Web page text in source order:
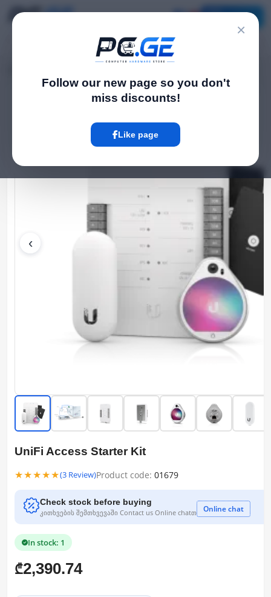
×
Follow our new page so you don't
miss discounts!
Like page
‹
UniFi Access Starter Kit
★★★★★(3 Review)Product code: 01679
Check stock before buying
კითხვების შემთხვევაში Contact us Online chatთ Online chat
In stock: 1
₾2,390.74